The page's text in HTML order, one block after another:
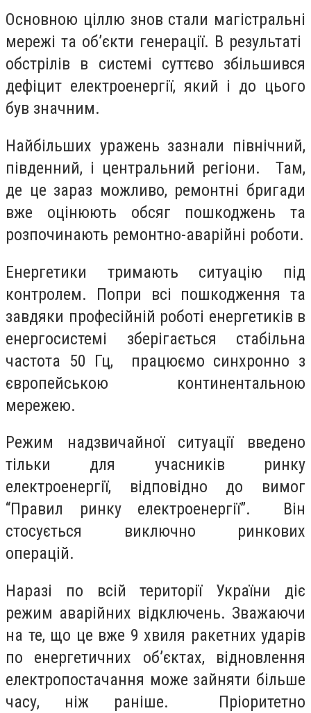
Основною ціллю знов стали магістральні
мережі та об’єкти генерації. В результаті
обстрілів в системі суттєво збільшився
дефіцит електроенергії, який і до цього
був значним.
Найбільших уражень зазнали північний,
південний, і центральний регіони. Там,
де це зараз можливо, ремонтні бригади
вже оцінюють обсяг пошкоджень та
розпочинають ремонтно-аварійні роботи.
Енергетики тримають ситуацію під
контролем. Попри всі пошкодження та
завдяки професійній роботі енергетиків в
енергосистемі зберігається стабільна
частота 50 Гц, працюємо синхронно з
європейською континентальною
мережею.
Режим надзвичайної ситуації введено
тільки для учасників ринку
електроенергії, відповідно до вимог
“Правил ринку електроенергії”. Він
стосується виключно ринкових
операцій.
Наразі по всій території України діє
режим аварійних відключень. Зважаючи
на те, що це вже 9 хвиля ракетних ударів
по енергетичних об’єктах, відновлення
електропостачання може зайняти більше
часу, ніж раніше. Пріоритетно